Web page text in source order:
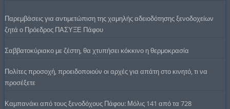
Παρεμβάσεις για αντιμετώπιση της χαμηλής αδειοδότησης ξενοδοχείων
ζητά ο Πρόεδρος ΠΑΣΥΞΕ Πάφου
Σαββατοκύριακο με ζέστη, θα χτυπήσει κόκκινο η θερμοκρασία
Πολίτες προσοχή, προειδοποιούν οι αρχές για απάτη στο κινητό, τι να
προσέξετε
Καμπανάκι από τους ξενοδόχους Πάφου: Μόλις 141 από τα 728